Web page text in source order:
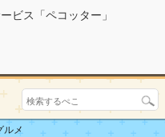
ビス「ペコッター」
ルメ